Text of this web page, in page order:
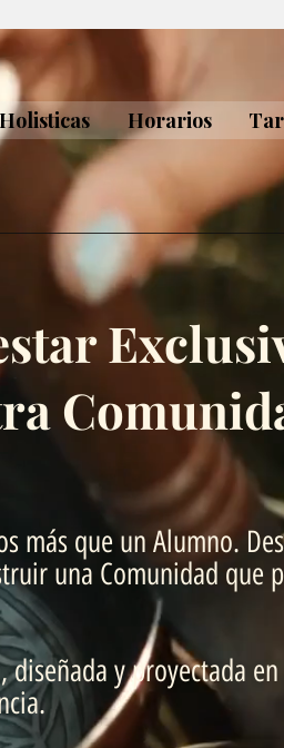
Horarios
más que un Alumno.
una Comunidad que
diseñada y proyectada